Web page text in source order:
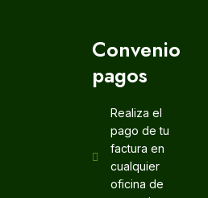
Convenio
pagos
Realiza el
pago de tu
factura en
cualquier
oficina de